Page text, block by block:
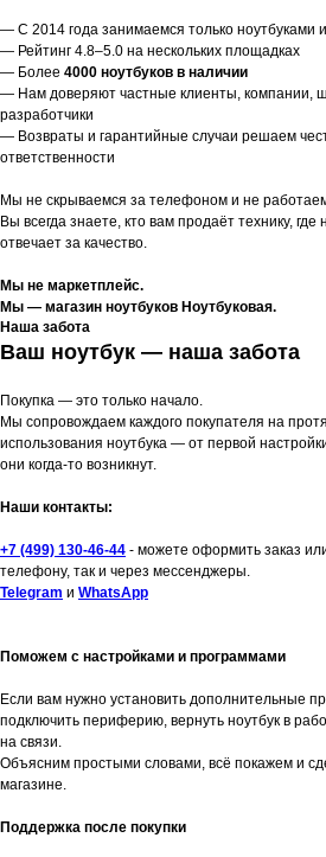
— С 2014 года занимаемся только ноутбуками
— Рейтинг 4.8–5.0 на нескольких площадках
— Более 4000 ноутбуков в наличии
— Нам доверяют частные клиенты, компании,
разработчики
— Возвраты и гарантийные случаи решаем
ответственности
Мы не скрываемся за телефоном и не
Вы всегда знаете, кто вам продаёт технику, где
отвечает за качество.
Мы не маркетплейс.
Мы — магазин ноутбуков Ноутбуковая.
Наша забота
Ваш ноутбук — наша забота
Покупка — это только начало.
Мы сопровождаем каждого покупателя на
использования ноутбука — от первой
они когда-то возникнут.
Наши контакты:
+7 (499) 130-46-44 - можете оформить заказ
телефону, так и через мессенджеры.
Telegram и WhatsApp
Поможем с настройками и программами
Если вам нужно установить дополнительные
подключить периферию, вернуть ноутбук в
на связи.
Объясним простыми словами, всё покажем и
магазине.
Поддержка после покупки